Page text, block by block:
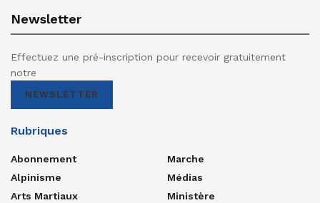
Newsletter
Effectuez une pré-inscription pour recevoir gratuitement
notre
NEWSLETTER
Rubriques
Abonnement
Alpinisme
Arts Martiaux
Marche
Médias
Ministère